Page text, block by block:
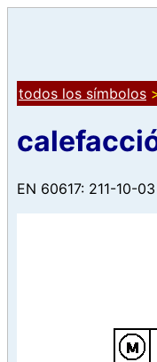
todos los símbolos
EN 60617: 211-10-03